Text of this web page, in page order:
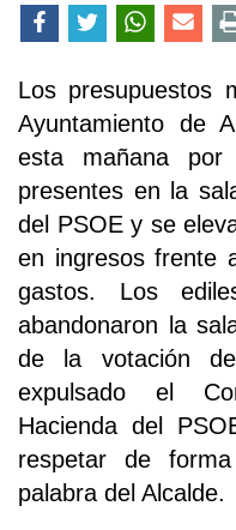
Los presupuestos
Ayuntamiento de
esta mañana
presentes en la
del PSOE y se
en ingresos frente
gastos. Los
abandonaron la
de la votación
expulsado el
Hacienda del
respetar de
palabra del Alcalde.